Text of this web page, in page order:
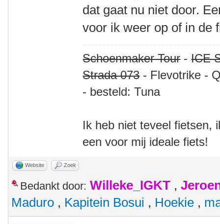
dat gaat nu niet door.
voor ik weer op of in de
Schoenmaker Tour-ICE
Strada 073- Flevotrike -
- besteld: Tuna
Ik heb niet teveel fietsen,
een voor mij ideale fiets!
Website Zoek
Bedankt door: Willeke_IGKT ,
Maduro , Kapitein Bosui , Hoekie ,